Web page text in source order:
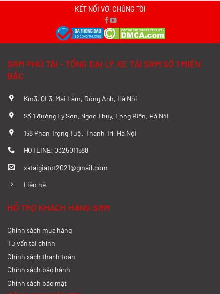
Nên xuống tiền cho mẫu xe nào?
Xem chi tiết >>
K01S Từ A–Z
So sánh chi tiết SRM T20A và Tera 100
Đánh giá chi tiết SRM T35 và Wuling
KẾT NỐI VỚI CHÚNG TÔI
SRM PHÚ TÀI - TỔNG ĐẠI LÝ XE TẢI SRM SỐ 1 MIỀN
BẮC
Km3, QL3, Mai Lâm, Đông Anh, Hà Nội
Số 1 đường Lý Sơn, Ngọc Thụy, Long Biên, Hà Nội
158 Phan Trọng Tuệ , Thanh Trì, Hà Nội
HOTLINE: 0325011588
xetaigiatot2021@gmail.com
Liên hệ
HỖ TRỢ KHÁCH HÀNG SRM
Chính sách mua hàng
Tư vấn tài chính
Chính sách thanh toán
Chính sách bảo hành
Chính sách bảo mật